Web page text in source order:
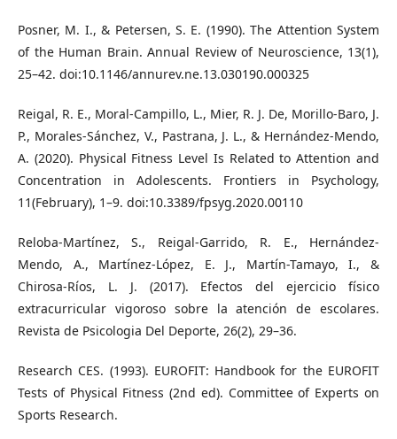
Posner, M. I., & Petersen, S. E. (1990). The Attention System
of the Human Brain. Annual Review of Neuroscience, 13(1),
25–42. doi:10.1146/annurev.ne.13.030190.000325
Reigal, R. E., Moral-Campillo, L., Mier, R. J. De, Morillo-Baro, J.
P., Morales-Sánchez, V., Pastrana, J. L., & Hernández-Mendo,
A. (2020). Physical Fitness Level Is Related to Attention and
Concentration in Adolescents. Frontiers in Psychology,
11(February), 1–9. doi:10.3389/fpsyg.2020.00110
Reloba-Martínez, S., Reigal-Garrido, R. E., Hernández-
Mendo, A., Martínez-López, E. J., Martín-Tamayo, I., &
Chirosa-Ríos, L. J. (2017). Efectos del ejercicio físico
extracurricular vigoroso sobre la atención de escolares.
Revista de Psicologia Del Deporte, 26(2), 29–36.
Research CES. (1993). EUROFIT: Handbook for the EUROFIT
Tests of Physical Fitness (2nd ed). Committee of Experts on
Sports Research.